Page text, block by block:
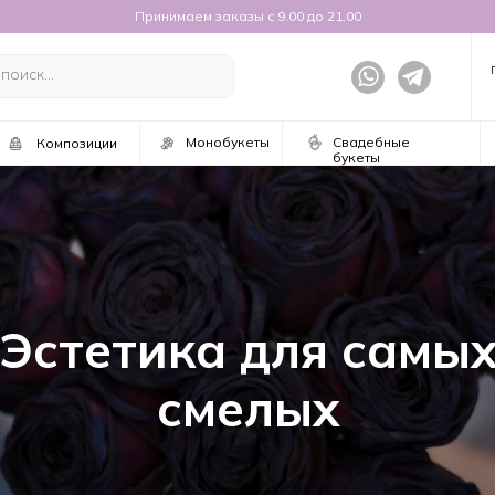
Композиции Монобукеты
ПОИСК...
Принимаем заказы с 9.00 до 21.00
Свадебные
букеты
для самых
смелых